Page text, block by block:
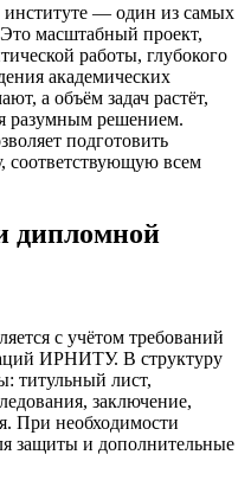
— один из самых
масштабный проект,
работы, глубокого
академических
а объём задач растёт,
разумным решением.
подготовить
соответствующую всем
дипломной
с учётом требований
ИРНИТУ. В структуру
титульный лист,
заключение,
При необходимости
защиты и дополнительные